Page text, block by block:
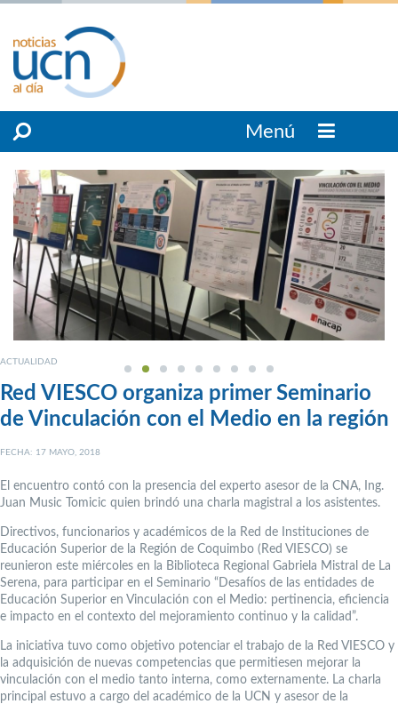
Menú
ACTUALIDAD
Red VIESCO organiza primer Seminario
de Vinculación con el Medio en la región
FECHA: 17 MAYO, 2018
El encuentro contó con la presencia del experto asesor de la CNA, Ing.
Juan Music Tomicic quien brindó una charla magistral a los asistentes.
Directivos, funcionarios y académicos de la Red de Instituciones de
Educación Superior de la Región de Coquimbo (Red VIESCO) se
reunieron este miércoles en la Biblioteca Regional Gabriela Mistral de La
Serena, para participar en el Seminario “Desafíos de las entidades de
Educación Superior en Vinculación con el Medio: pertinencia, eficiencia
e impacto en el contexto del mejoramiento continuo y la calidad”.
La iniciativa tuvo como objetivo potenciar el trabajo de la Red VIESCO y
la adquisición de nuevas competencias que permitiesen mejorar la
vinculación con el medio tanto interna, como externamente. La charla
principal estuvo a cargo del académico de la UCN y asesor de la